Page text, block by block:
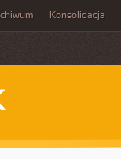
Konsolidacja